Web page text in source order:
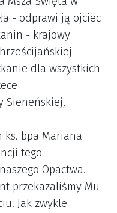
- odprawi ją ojciec
- krajowy
dla wszystkich
Sieneńskiej,
bpa Mariana
tego
Opactwa.
przekazaliśmy Mu
Jak zwykle